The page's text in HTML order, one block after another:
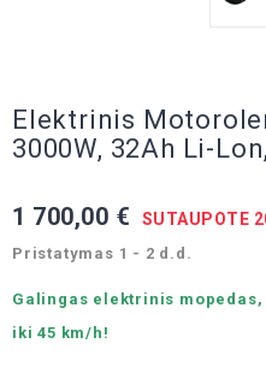
Elektrinis
3000W, 32Ah Li-
1 700,00 € SUTAUPOTE
Pristatymas 1 - 2 d.d.
Galingas elektrinis
iki 45 km/h!